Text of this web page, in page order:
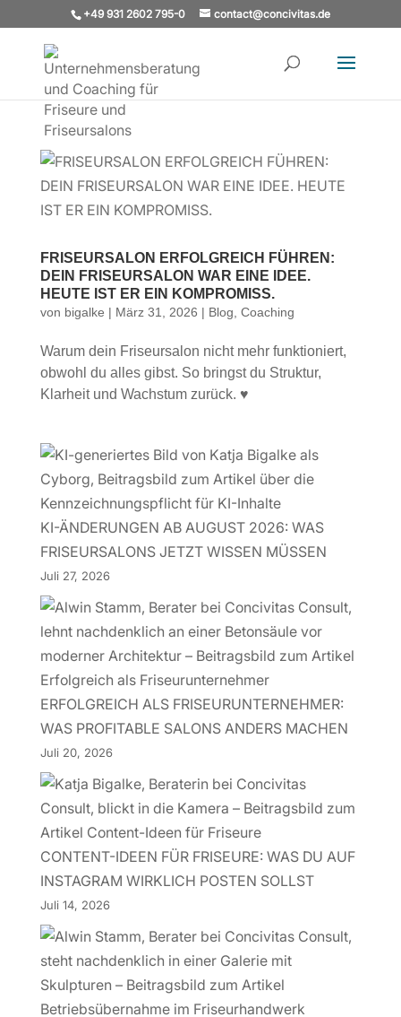
+49 931 2602 795-0 contact@concivitas.de
FRISEURSALON ERFOLGREICH FÜHREN:
DEIN FRISEURSALON WAR EINE IDEE.
HEUTE IST ER EIN KOMPROMISS.
von bigalke | März 31, 2026 | Blog Coaching
Warum dein Friseursalon nicht mehr funktioniert,
obwohl du alles gibst. So bringst du Struktur,
Klarheit und Wachstum zurück. ♥
KI-ÄNDERUNGEN AB AUGUST 2026: WAS
FRISEURSALONS JETZT WISSEN MÜSSEN
Juli 27, 2026
ERFOLGREICH ALS FRISEURUNTERNEHMER:
WAS PROFITABLE SALONS ANDERS MACHEN
Juli 20, 2026
CONTENT-IDEEN FÜR FRISEURE: WAS DU AUF
INSTAGRAM WIRKLICH POSTEN SOLLST
Juli 14, 2026